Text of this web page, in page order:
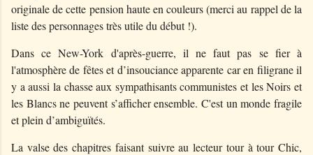
originale de cette pension haute en couleurs (merci au rappel de la
liste des personnages très utile du début !).
Dans ce New-York d'après-guerre, il ne faut pas se fier à
l'atmosphère de fêtes et d’insouciance apparente car en filigrane il
y a aussi la chasse aux sympathisants communistes et les Noirs et
les Blancs ne peuvent s’afficher ensemble. C'est un monde fragile
et plein d’ambiguïtés.
La valse des chapitres faisant suivre au lecteur tour à tour Chic,